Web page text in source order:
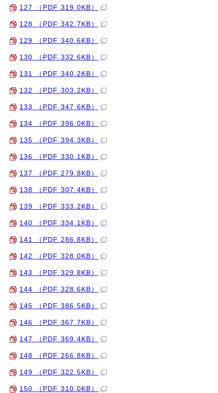
127 （PDF 319.0KB）
128 （PDF 342.7KB）
129 （PDF 340.6KB）
130 （PDF 332.6KB）
131 （PDF 340.2KB）
132 （PDF 303.2KB）
133 （PDF 347.6KB）
134 （PDF 396.0KB）
135 （PDF 394.3KB）
136 （PDF 330.1KB）
137 （PDF 279.8KB）
138 （PDF 307.4KB）
139 （PDF 333.2KB）
140 （PDF 334.1KB）
141 （PDF 286.8KB）
142 （PDF 328.0KB）
143 （PDF 329.8KB）
144 （PDF 328.6KB）
145 （PDF 386.5KB）
146 （PDF 367.7KB）
147 （PDF 369.4KB）
148 （PDF 266.8KB）
149 （PDF 322.5KB）
150 （PDF 310.0KB）